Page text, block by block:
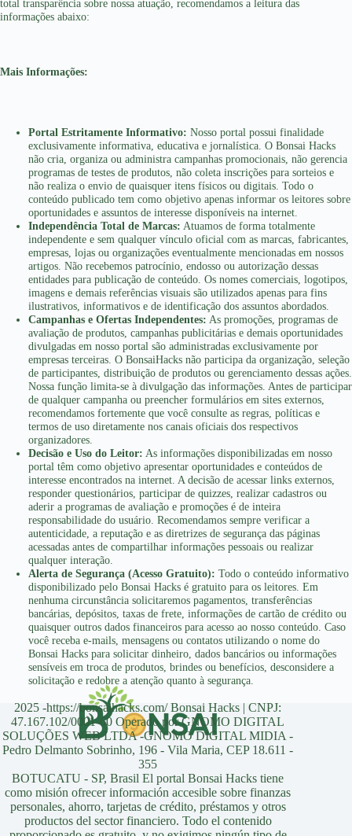
acompanhar informações da solicitação e receber retorno de
maneira muito mais rápida do que nos modelos tradicionais
A praticidade do ambiente digital trouxe mais conforto para
etapa do processo.
Como funciona o processo digital?
O funcionamento costuma ser bastante simples e intuitivo.
Após preencher algumas informações necessárias, os
sistemas realizam uma análise automática para verificar os
dados informados e gerar um retorno em poucos minutos.
Muitas plataformas modernas utilizam tecnologias avançadas
para otimizar o atendimento e tornar a experiência mais
rápida, permitindo que o usuário acompanhe o andamento da
solicitação de forma prática e organizada.
Além disso, o processo online permite mais comodidade para
quem precisa acessar informações importantes sem
depender de atendimento presencial ou horários específicos
de funcionamento.
Mais praticidade para o dia a dia
A digitalização dos serviços financeiros facilitou o acesso a
soluções modernas que priorizam rapidez, praticidade e
experiência do usuário. Hoje, muitas pessoas preferem
resolver tudo pela internet devido à facilidade oferecida pelas
plataformas digitais.
Outro ponto importante é a possibilidade de acompanhar
atualizações em tempo real, visualizar informações da
solicitação e receber orientações de maneira muito mais
simples e acessível.
Com isso, o processo se torna mais confortável para quem
busca praticidade, economia de tempo e facilidade na hora
de acessar serviços online.
Segurança durante a navegação
As plataformas modernas também investem em tecnologias
de proteção para oferecer mais segurança durante o acesso
total transparência sobre nossa atuação, recomendamos a leitura das
informações abaixo:
Mais Informações:
Portal Estritamente Informativo: Nosso portal possui finalidade
exclusivamente informativa, educativa e jornalística. O Bonsai Hacks
não cria, organiza ou administra campanhas promocionais, não gerencia
programas de testes de produtos, não coleta inscrições para sorteios e
não realiza o envio de quaisquer itens físicos ou digitais. Todo o
conteúdo publicado tem como objetivo apenas informar os leitores sobre
oportunidades e assuntos de interesse disponíveis na internet.
Independência Total de Marcas: Atuamos de forma totalmente
independente e sem qualquer vínculo oficial com as marcas, fabricantes,
empresas, lojas ou organizações eventualmente mencionadas em nossos
artigos. Não recebemos patrocínio, endosso ou autorização dessas
entidades para publicação de conteúdo. Os nomes comerciais, logotipos,
imagens e demais referências visuais são utilizados apenas para fins
ilustrativos, informativos e de identificação dos assuntos abordados.
Campanhas e Ofertas Independentes: As promoções, programas de
avaliação de produtos, campanhas publicitárias e demais oportunidades
divulgadas em nosso portal são administradas exclusivamente por
empresas terceiras. O BonsaiHacks não participa da organização, seleção
de participantes, distribuição de produtos ou gerenciamento dessas ações.
Nossa função limita-se à divulgação das informações. Antes de participar
de qualquer campanha ou preencher formulários em sites externos,
recomendamos fortemente que você consulte as regras, políticas e
termos de uso diretamente nos canais oficiais dos respectivos
organizadores.
Decisão e Uso do Leitor: As informações disponibilizadas em nosso
portal têm como objetivo apresentar oportunidades e conteúdos de
interesse encontrados na internet. A decisão de acessar links externos,
responder questionários, participar de quizzes, realizar cadastros ou
aderir a programas de avaliação e promoções é de inteira
responsabilidade do usuário. Recomendamos sempre verificar a
autenticidade, a reputação e as diretrizes de segurança das páginas
acessadas antes de compartilhar informações pessoais ou realizar
qualquer interação.
Alerta de Segurança (Acesso Gratuito): Todo o conteúdo informativo
disponibilizado pelo Bonsai Hacks é gratuito para os leitores. Em
nenhuma circunstância solicitaremos pagamentos, transferências
bancárias, depósitos, taxas de frete, informações de cartão de crédito ou
quaisquer outros dados financeiros para acesso ao nosso conteúdo. Caso
você receba e-mails, mensagens ou contatos utilizando o nome do
Bonsai Hacks para solicitar dinheiro, dados bancários ou informações
sensíveis em troca de produtos, brindes ou benefícios, desconsidere a
solicitação e redobre a atenção quanto à segurança.
2025 -https://bonsaihacks.com/ Bonsai Hacks | CNPJ:
47.167.102/0001-60 Operado por GNOMO DIGITAL
SOLUÇÕES WEB LTDA -GNOMO DIGITAL MIDIA -
Pedro Delmanto Sobrinho, 196 - Vila Maria, CEP 18.611 -
355
BOTUCATU - SP, Brasil El portal Bonsai Hacks tiene
como misión ofrecer información accesible sobre finanzas
personales, ahorro, tarjetas de crédito, préstamos y otros
productos del sector financiero. Todo el contenido